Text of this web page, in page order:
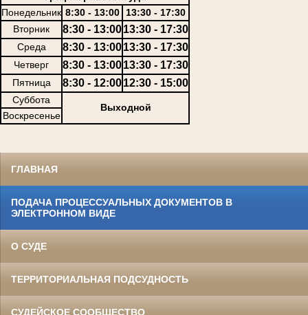
Понедельник 8:30 - 13:00
13:30 - 17:30
Вторник
8:30 - 13:0013:30 - 17:30
Среда 8:30 - 13:0013:30 - 17:30
Четверг 8:30 - 13:0013:30 - 17:30
Пятница 8:30 - 12:0012:30 - 15:00
Суббота
Выходной
Воскресенье
ГЛАВНАЯ
ПОДАЧА ПРОЦЕССУАЛЬНЫХ ДОКУМЕНТОВ В
ЭЛЕКТРОННОМ ВИДЕ
О СУДЕ
ТЕРРИТОРИАЛЬНАЯ ПОДСУДНОСТЬ
СУДЕЙСКОЕ СООБЩЕСТВО